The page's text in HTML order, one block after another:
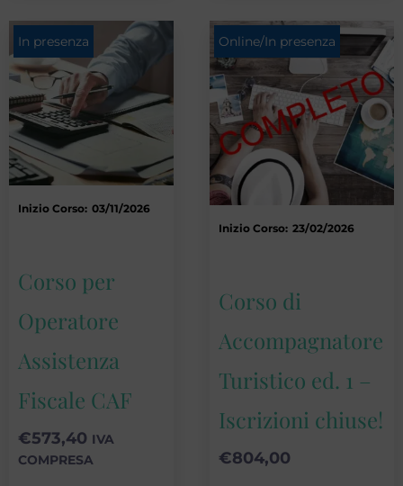
Inizio Corso: 03/11/2026
In presenza
Corso per
Operatore
Assistenza
Fiscale CAF
€573,40 IVA
COMPRESA
Inizio Corso: 23/02/2026
Online/In presenza
Corso di
Accompagnatore
Turistico ed. 1 –
Iscrizioni chiuse!
€804,00